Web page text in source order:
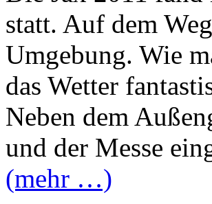
statt. Auf dem
Umgebung. Wie
das Wetter
Neben dem
und der Messe
(mehr …)